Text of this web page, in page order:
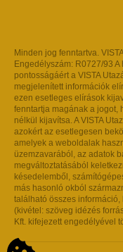
Minden jog fenntartva.
Engedélyszám: R0727/93
pontosságáért a VISTA
megjelenített információk
ezen esetleges elírások
fenntartja magának a jogot,
nélkül kijavítsa. A VISTA
azokért az esetlegesen
amelyek a weboldalak
üzemzavarából, az adatok
megváltoztatásából
késedelemből,
más hasonló okból
található összes
(kivétel: szöveg idézés
Kft. kifejezett engedélyével